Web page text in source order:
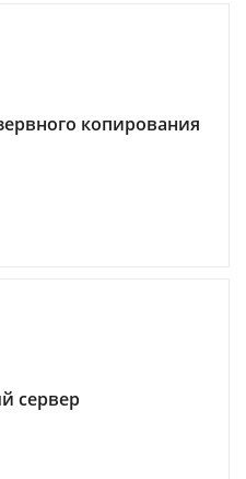
копирования
сервер